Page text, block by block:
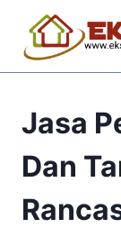
Jasa
Dan